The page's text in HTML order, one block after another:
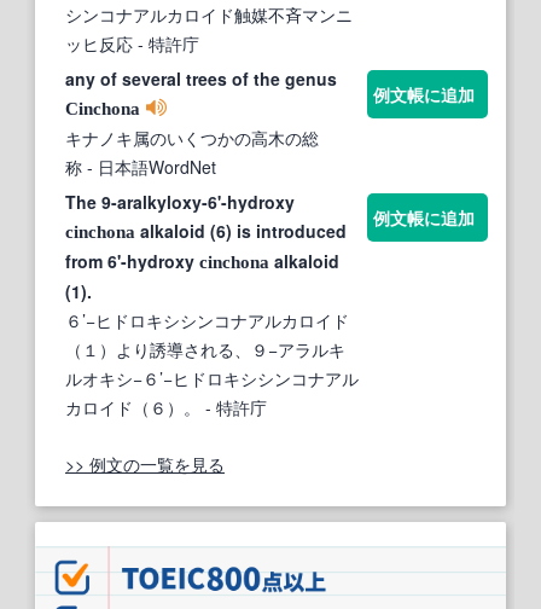
シンコナアルカロイド触媒不斉マンニ
ッヒ反応 - 特許庁
any of several trees of the genus
Cinchona
キナノキ属のいくつかの高木の総
称 - 日本語WordNet
例文帳に追加
The 9-aralkyloxy-6'-hydroxy
cinchona alkaloid (6) is introduced
from 6'-hydroxy cinchona alkaloid
(1).
６’−ヒドロキシシンコナアルカロイド
（１）より誘導される、９−アラルキ
ルオキシ−６’−ヒドロキシシンコナアル
カロイド（６）。
- 特許庁
例文帳に追加
>> 例文の一覧を見る